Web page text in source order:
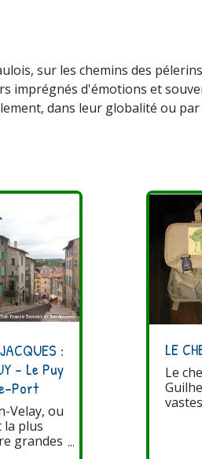
sur les chemins des
imprégnés d'émotions et
dans leur globalité ou
:
- Le Puy
Port
Velay, ou
la plus
grandes
LE
Le